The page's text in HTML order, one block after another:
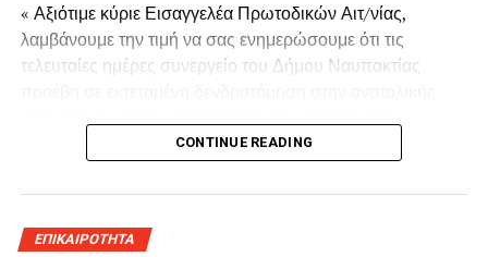
« Αξιότιμε κύριε Εισαγγελέα Πρωτοδικών Αιτ/νίας,
λαμβάνουμε την τιμή να σας ενημερώσουμε ότι τις
τελευταίες ημέρες συνεργείο του Δήμου Ναυπακτίας
Ναυπάκτου πάνω από τη Ντάπια Τσαούς.
Παρόμοια ενέργεια πραγματοποιήθηκε και το Καλοκαίρι
αντίδραση των κατοίκων του παραδοσιακού οικισμού της
CONTINUE READING
ΕΠΙΚΑΙΡΟΤΗΤΑ